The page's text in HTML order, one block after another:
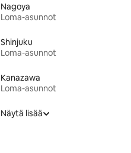
Nagoya
Loma-asunnot
Shinjuku
Loma-asunnot
Kanazawa
Loma-asunnot
Näytä lisää